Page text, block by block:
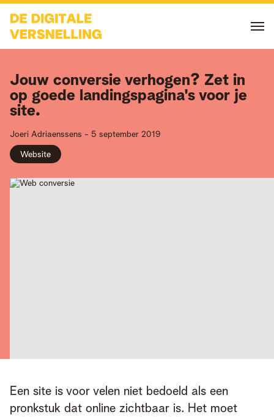
Jouw conversie verhogen? Zet in
op goede landingspagina's voor je
site.
Joeri Adriaenssens - 5 september 2019
Website
Een site is voor velen niet bedoeld als een
pronkstuk dat online zichtbaar is. Het moet